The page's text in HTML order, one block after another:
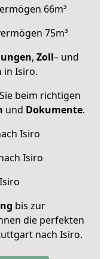
66m³
75m³
, Zoll– und
in Isiro.
beim richtigen
und Dokumente.
Isiro
Isiro
bis zur
die perfekten
nach Isiro.